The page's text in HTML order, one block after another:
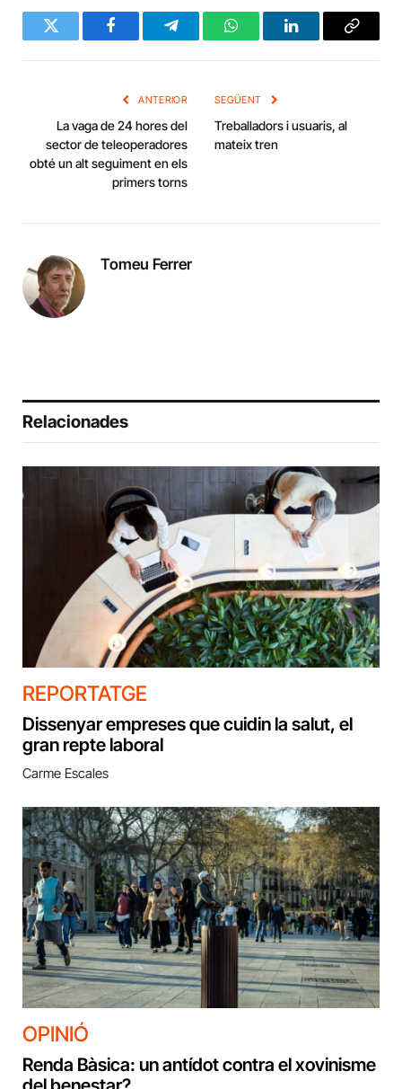
Twitter FacebookTelegramWhatsAppLinkedInCopy
ANTERIOR
La vaga de 24 hores del
sector de teleoperadores
obté un alt seguiment en els
primers torns
SEGÜENT
Treballadors i usuaris, al
mateix tren
Tomeu Ferrer
Relacionades
REPORTATGE
Dissenyar empreses que cuidin la salut, el
gran repte laboral
Carme Escales
OPINIÓ
Renda Bàsica: un antídot contra el xovinisme